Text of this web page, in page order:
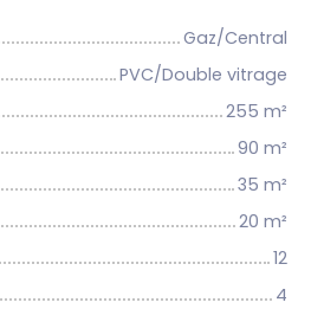
Gaz/Central
PVC/Double vitrage
255 m²
90 m²
35 m²
20 m²
12
4